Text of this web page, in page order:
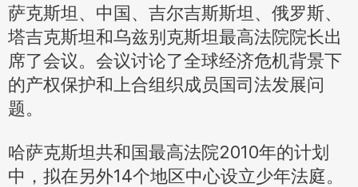
萨克斯坦、中国、吉尔吉斯斯坦、俄罗斯、
塔吉克斯坦和乌兹别克斯坦最高法院院长出
席了会议。会议讨论了全球经济危机背景下
的产权保护和上合组织成员国司法发展问
题。
哈萨克斯坦共和国最高法院2010年的计划
中，拟在另外14个地区中心设立少年法庭。